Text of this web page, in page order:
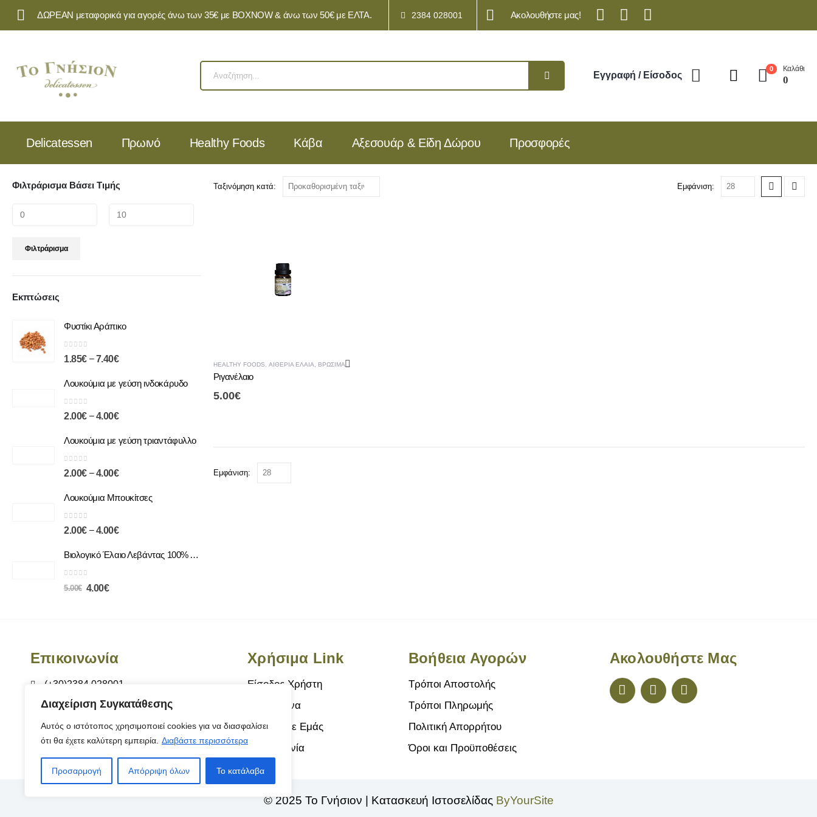
Διαχείριση Συγκατάθεσης
Αυτός ο ιστότοπος χρησιμοποιεί cookies για να διασφαλίσει
ότι θα έχετε καλύτερη εμπειρία. Διαβάστε περισσότερα
Προσαρμογή Απόρριψη όλων Το κατάλαβα
ΔΩΡΕΑΝ μεταφορικά για αγορές άνω των 35€ με BOXNOW & άνω των 50€ με ΕΛΤΑ. 2384 028001 Ακολουθήστε μας!
Εγγραφή / Είσοδος
0 Καλάθι
0
Delicatessen Πρωινό Healthy Foods Kάβα Αξεσουάρ & Είδη Δώρου Προσφορές
Ταξινόμηση κατά: Εμφάνιση:
HEALTHY FOODS ΑΙΘΈΡΙΑ ΈΛΑΙΑ ΒΡΏΣΙΜΑ ΈΛΑΙΑ
Ριγανέλαιο
5.00€
Εμφάνιση:
Φιλτράρισμα Βάσει Τιμής
Φιλτράρισμα
Εκπτώσεις
Φυστίκι Αράπικο
0 out of 5
1.85€ – 7.40€
Λουκούμια με γεύση ινδοκάρυδο
0 out of 5
2.00€ – 4.00€
Λουκούμια με γεύση τριαντάφυλλο
0out of 5
2.00€ – 4.00€
Λουκούμια Μπουκίτσες
0out of 5
2.00€ – 4.00€
Βιολογικό Έλαιο Λεβάντας 100% Αγνό | Φυσική Χαλάρωση & Περιποίηση
out of 5
5.00€ 4.00€
Επικοινωνία
(+30)2384 028001
info@tognision.gr
Χρυσοστόμου Σμύρνης 18, Αριδαία 584 00
Ώρες Λειτουργίας : Δευ-Παρ 8:00-15:00
Χρήσιμα Link
Είσοδος Χρήστη
Αγαπημένα
Σχετικά με Εμάς
Επικοινωνία
Βοήθεια Αγορών
Τρόποι Αποστολής
Τρόποι Πληρωμής
Πολιτική Απορρήτου
Όροι και Προϋποθέσεις
Ακολουθήστε Μας
© 2025 Το Γνήσιον | Κατασκευή Ιστοσελίδας ByYourSite